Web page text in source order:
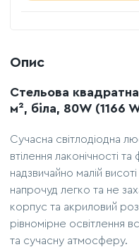
Опис
Стельова
м², біла, 80W (1166
Сучасна світлодіодна
втілення лаконічності
надзвичайно малій
напрочуд легко та не
корпус та акриловий
рівномірне освітлення
та сучасну атмосферу.